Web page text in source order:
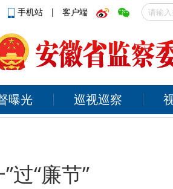
手机站 | 客户端
曝光 巡视巡察
过“廉节”